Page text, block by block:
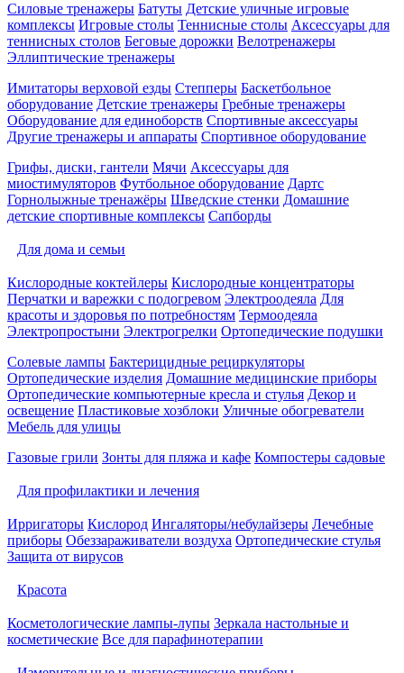
Силовые тренажеры Батуты Детские уличные игровые
комплексы Игровые столы Теннисные столы Аксессуары для
теннисных столов Беговые дорожки Велотренажеры
Эллиптические тренажеры
Имитаторы верховой езды Степперы Баскетбольное
оборудование Детские тренажеры Гребные тренажеры
Оборудование для единоборств Спортивные аксессуары
Другие тренажеры и аппараты Спортивное оборудование
Грифы, диски, гантели Мячи Аксессуары для
миостимуляторов Футбольное оборудование Дартс
Горнолыжные тренажёры Шведские стенки Домашние
детские спортивные комплексы Сапборды
Для дома и семьи
Кислородные коктейлеры Кислородные концентраторы
Перчатки и варежки с подогревом Электроодеяла Для
красоты и здоровья по потребностям Термоодеяла
Электропростыни Электрогрелки Ортопедические подушки
Солевые лампы Бактерицидные рециркуляторы
Ортопедические изделия Домашние медицинские приборы
Ортопедические компьютерные кресла и стулья Декор и
освещение Пластиковые хозблоки Уличные обогреватели
Мебель для улицы
Газовые грили Зонты для пляжа и кафе Компостеры садовые
Для профилактики и лечения
Ирригаторы Кислород Ингаляторы/небулайзеры Лечебные
приборы Обеззараживатели воздуха Ортопедические стулья
Защита от вирусов
Красота
Косметологические лампы-лупы Зеркала настольные и
косметические Все для парафинотерапии